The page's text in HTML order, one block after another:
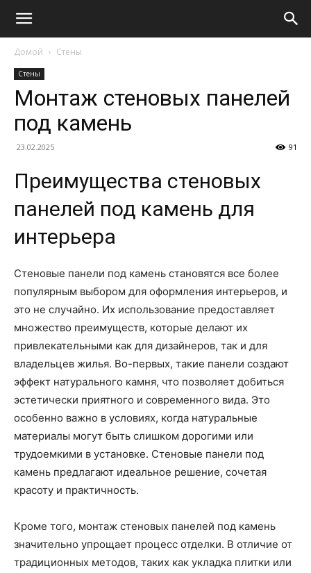
Домой Стены
Стены
Монтаж стеновых панелей
под камень
23.02.2025 91
Преимущества стеновых
панелей под камень для
интерьера
Стеновые панели под камень становятся все более
популярным выбором для оформления интерьеров, и
это не случайно. Их использование предоставляет
множество преимуществ, которые делают их
привлекательными как для дизайнеров, так и для
владельцев жилья. Во-первых, такие панели создают
эффект натурального камня, что позволяет добиться
эстетически приятного и современного вида. Это
особенно важно в условиях, когда натуральные
материалы могут быть слишком дорогими или
трудоемкими в установке. Стеновые панели под
камень предлагают идеальное решение, сочетая
красоту и практичность.
Кроме того, монтаж стеновых панелей под камень
значительно упрощает процесс отделки. В отличие от
традиционных методов, таких как укладка плитки или